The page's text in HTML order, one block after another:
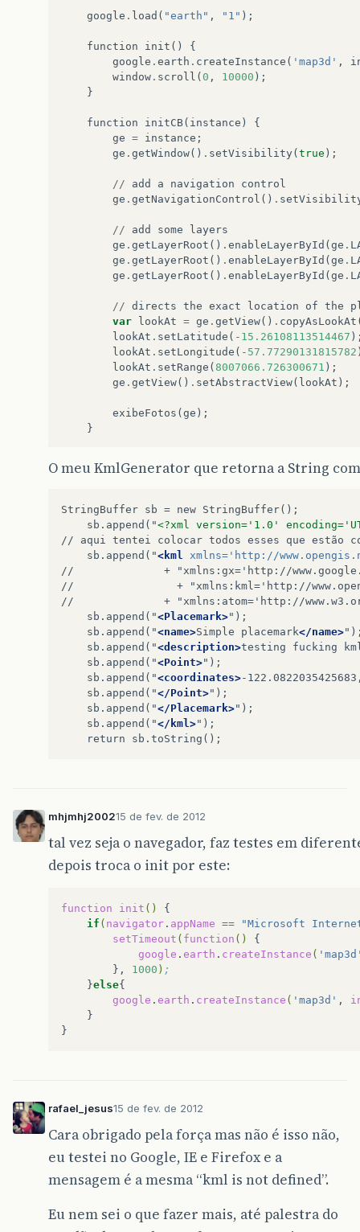
google . load ( "earth" , "1" );
function init ()
{
google . earth . createInstance ( 'map3d' ,
window . scroll (0 , 10000 );
}
function initCB( instance )
{
ge = instance ;
ge . getWindow() . setVisibility(true );
// add a navigation
control
ge . getNavigationControl () .
// add some
layers
ge . getLayerRoot () . enableLayerById (ge .
ge . getLayerRoot () . enableLayerById (ge .
ge . getLayerRoot () . enableLayerById (ge .
// directs the exact location of the
var lookAt = ge . getView() . copyAsLookAt
lookAt . setLatitude ( - 15.26108113514467
lookAt . setLongitude ( - 57.77290131815782
lookAt . setRange ( 8007066.726300671 );
ge . getView() . setAbstractView( lookAt );
exibeFotos (ge );
}
PainelEarthAjax.geraFotosObra({
kmlObject = ge .
ge
getFeatures () . appendChild (
return
null
function
failureCB ( errorCode {
google
setOnLoadCallback ( init
O meu KmlGenerator que retorna a String
StringBuffer sb = new
sb.append("<?xml version='1.0'
//
aqui tentei colocar todos esses que estão
sb.append("<kml xmlns= 'http://
//
+
"xmlns:gx='http://
//
+
"xmlns:kml='http://
//
+
"xmlns:atom='http://
sb.append("<Placemark>
sb.append("<name>Simple placemark</name>
sb.append("<description>testing fucking
sb.append("<Point>
sb.append("<coordinates>-
sb.append("</Point>
sb.append("</Placemark>
sb.append("</kml>
return
mhjmhj200215 de fev. de 2012
tal vez seja o navegador, faz testes em
depois troca o init por este:
function init ()
if ( navigator . appName ==
"Microsoft
setTimeout ( function ()
google . earth . createInstance (
},
1000 ) ;
}else
google . earth . createInstance ( 'map3d' ,
}
rafael_jesus15 de fev. de 2012
Cara obrigado pela força mas não é isso não,
eu testei no Google, IE e Firefox e a
mensagem é a mesma “kml is not defined”.
Eu nem sei o que fazer mais, até palestra do